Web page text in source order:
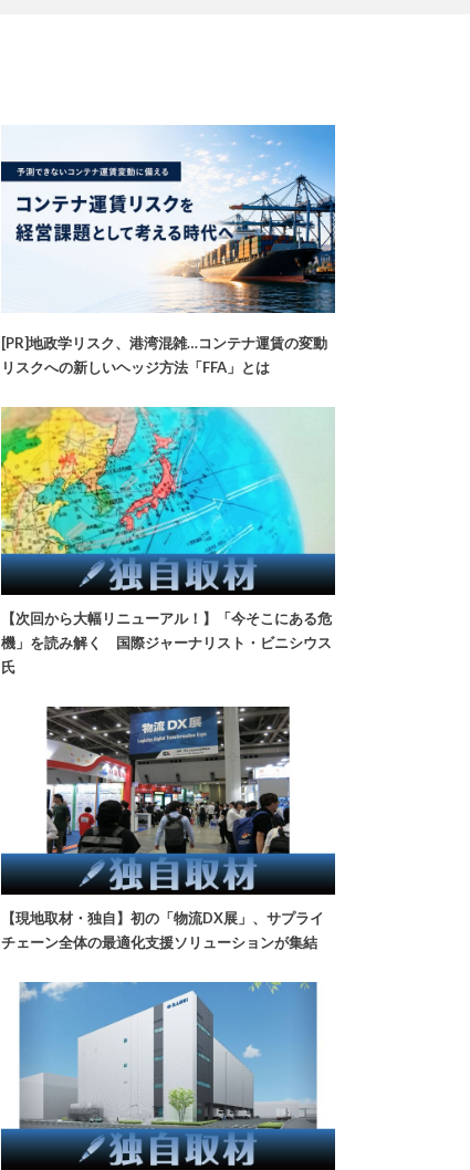
[PR]地政学リスク、港湾混雑…コンテナ運賃の変動
リスクへの新しいヘッジ方法「FFA」とは
【次回から大幅リニューアル！】「今そこにある危
機」を読み解く 国際ジャーナリスト・ビニシウス
氏
【現地取材・独自】初の「物流DX展」、サプライ
チェーン全体の最適化支援ソリューションが集結